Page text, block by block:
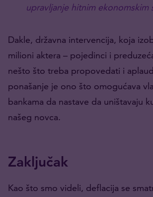
upravljanje hitnim ekonomskim
Dakle, državna intervencija, koja
milioni aktera – pojedinci i
nešto što treba propovedati i
ponašanje je ono što omogućava
bankama da nastave da uništavaju
našeg novca.
Zaključak
Kao što smo videli, deflacija se